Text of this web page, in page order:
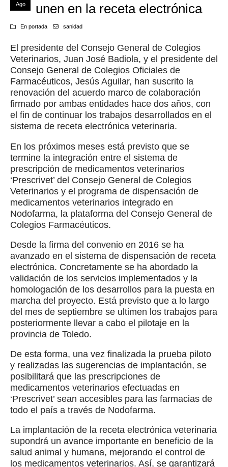
Ago
unen en la receta electrónica
En portada sanidad
El presidente del Consejo General de Colegios
Veterinarios, Juan José Badiola, y el presidente del
Consejo General de Colegios Oficiales de
Farmacéuticos, Jesús Aguilar, han suscrito la
renovación del acuerdo marco de colaboración
firmado por ambas entidades hace dos años, con
el fin de continuar los trabajos desarrollados en el
sistema de receta electrónica veterinaria.
En los próximos meses está previsto que se
termine la integración entre el sistema de
prescripción de medicamentos veterinarios
‘Prescrivet’ del Consejo General de Colegios
Veterinarios y el programa de dispensación de
medicamentos veterinarios integrado en
Nodofarma, la plataforma del Consejo General de
Colegios Farmacéuticos.
Desde la firma del convenio en 2016 se ha
avanzado en el sistema de dispensación de receta
electrónica. Concretamente se ha abordado la
validación de los servicios implementados y la
homologación de los desarrollos para la puesta en
marcha del proyecto. Está previsto que a lo largo
del mes de septiembre se ultimen los trabajos para
posteriormente llevar a cabo el pilotaje en la
provincia de Toledo.
De esta forma, una vez finalizada la prueba piloto
y realizadas las sugerencias de implantación, se
posibilitará que las prescripciones de
medicamentos veterinarios efectuadas en
‘Prescrivet’ sean accesibles para las farmacias de
todo el país a través de Nodofarma.
La implantación de la receta electrónica veterinaria
supondrá un avance importante en beneficio de la
salud animal y humana, mejorando el control de
los medicamentos veterinarios. Así, se garantizará